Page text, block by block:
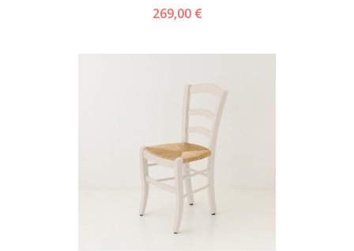
269,00 €